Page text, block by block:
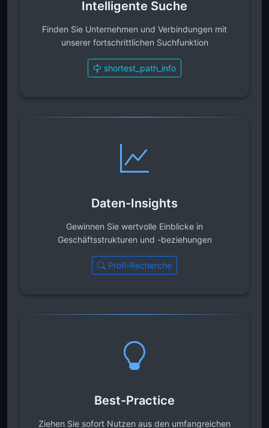
Intelligente Suche
Finden Sie Unternehmen und Verbindungen mit
unserer fortschrittlichen Suchfunktion
shortest_path_info
Daten-Insights
Gewinnen Sie wertvolle Einblicke in
Geschäftsstrukturen und -beziehungen
Profi-Recherche
Best-Practice
Ziehen Sie sofort Nutzen aus den umfangreichen